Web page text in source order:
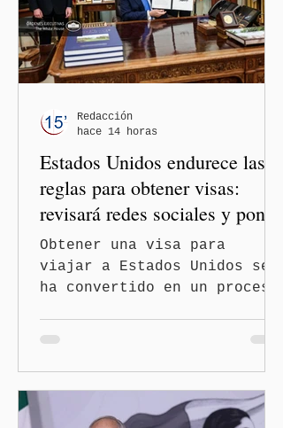
la orientación política de
los gobiernos —porque hay
orientaciones políticas de
los gobiernos, llegan por
— es importante que México
tenga relaciones
diplomáticas con el mu
Estados Unidos endurece las
reglas para obtener visas:
revisará redes sociales y pone
freno al Turismo de
Nacimiento
Obtener una visa para
viajar a Estados Unidos se
ha convertido en un proceso
Estado amplió la revisión
de la presencia digital de
los solicitantes, mientras
Redacción
hace 14 horas